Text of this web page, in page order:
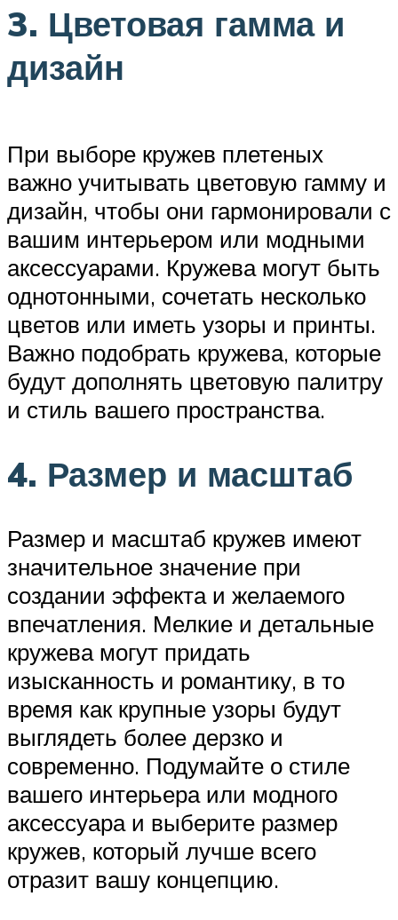
3. Цветовая гамма и
дизайн
При выборе кружев плетеных
важно учитывать цветовую гамму и
дизайн, чтобы они гармонировали с
вашим интерьером или модными
аксессуарами. Кружева могут быть
однотонными, сочетать несколько
цветов или иметь узоры и принты.
Важно подобрать кружева, которые
будут дополнять цветовую палитру
и стиль вашего пространства.
4. Размер и масштаб
Размер и масштаб кружев имеют
значительное значение при
создании эффекта и желаемого
впечатления. Мелкие и детальные
кружева могут придать
изысканность и романтику, в то
время как крупные узоры будут
выглядеть более дерзко и
современно. Подумайте о стиле
вашего интерьера или модного
аксессуара и выберите размер
кружев, который лучше всего
отразит вашу концепцию.